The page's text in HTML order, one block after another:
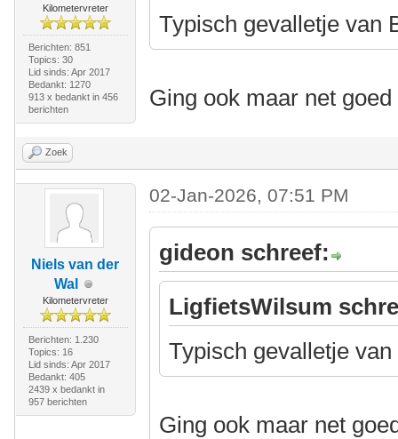
Kilometervreter
Berichten: 851
Topics: 30
Lid sinds: Apr 2017
Bedankt: 1270
913 x bedankt in 456
berichten
Typisch gevalletje
Ging ook maar net goed
Zoek
Niels van der
Wal
Kilometervreter
Berichten: 1.230
Topics: 16
Lid sinds: Apr 2017
Bedankt: 405
2439 x bedankt in
957 berichten
02-Jan-2026, 07:51 PM
gideon schreef:
LigfietsWilsum
Typisch gevalletje
Ging ook maar net